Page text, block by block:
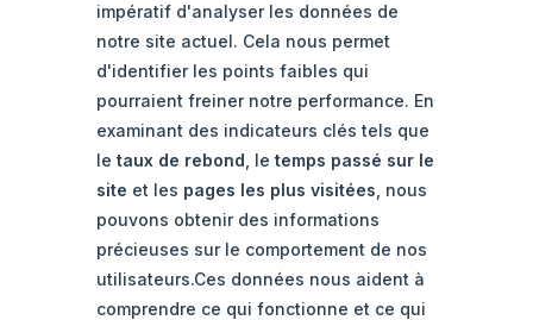
impératif d'analyser les données de
notre site actuel. Cela nous permet
d'identifier les points faibles qui
pourraient freiner notre performance. En
examinant des indicateurs clés tels que
le taux de rebond , le temps passé sur le
site et les pages les plus visitées , nous
pouvons obtenir des informations
précieuses sur le comportement de nos
utilisateurs.Ces données nous aident à
comprendre ce qui fonctionne et ce qui